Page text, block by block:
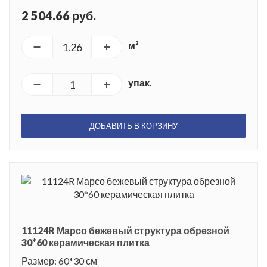
2 504.66 руб.
м²
упак.
ДОБАВИТЬ В КОРЗИНУ
11124R Марсо бежевый структура обрезной
30*60 керамическая плитка
Размер: 60*30 см